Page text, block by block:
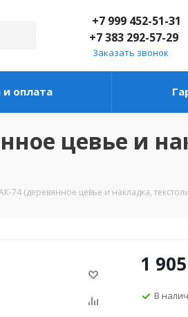
+7 999 452-51-31
+7 383 292-57-29
Заказать звонок
и оплата
цевье и
74 (деревянное цевье и накладка,
1 905
В